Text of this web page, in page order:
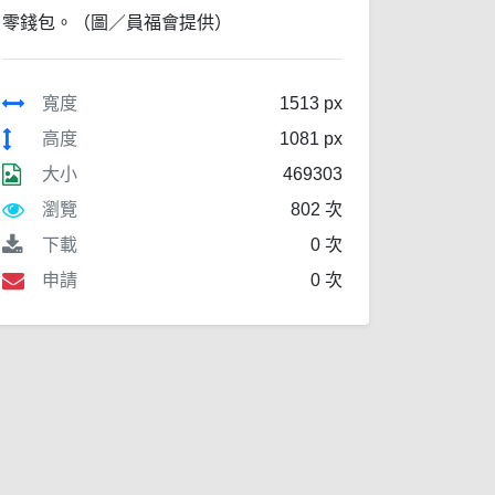
零錢包。（圖／員福會提供）
寬度
1513 px
高度
1081 px
大小
469303
瀏覽
802 次
下載
0 次
申請
0 次